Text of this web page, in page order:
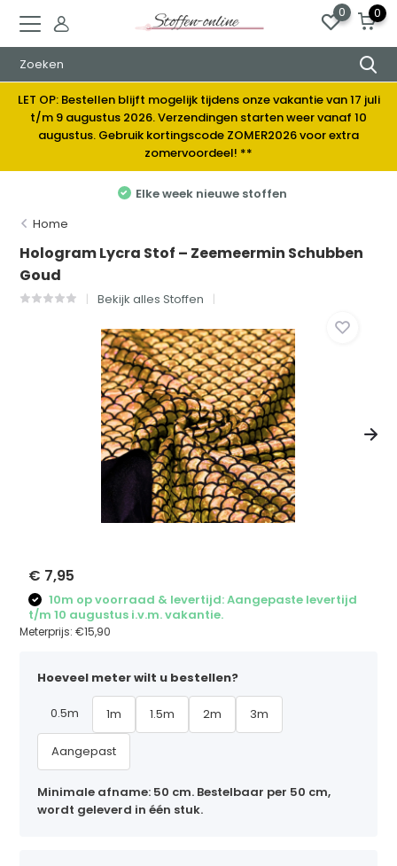
0 0
LET OP: Bestellen blijft mogelijk tijdens onze vakantie van 17 juli
t/m 9 augustus 2026. Verzendingen starten weer vanaf 10
augustus. Gebruik kortingscode ZOMER2026 voor extra
zomervoordeel! **
Elke week nieuwe stoffen
Home
Hologram Lycra Stof – Zeemeermin Schubben
Goud
Bekijk alles Stoffen
€ 7,95
10m op voorraad & levertijd: Aangepaste levertijd
t/m 10 augustus i.v.m. vakantie.
Meterprijs:€15,90
Hoeveel meter wilt u bestellen?
0.5m 1m 1.5m 2m 3m
Aangepast
Minimale afname: 50 cm. Bestelbaar per 50 cm,
wordt geleverd in één stuk.